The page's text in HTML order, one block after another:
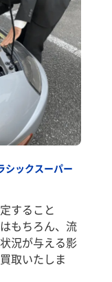
シックスーパー
すること
もちろん、流
況が与える影
取いたしま